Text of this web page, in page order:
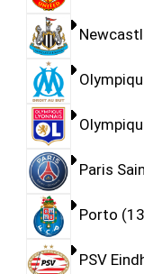
Paris
Porto 13
PSV